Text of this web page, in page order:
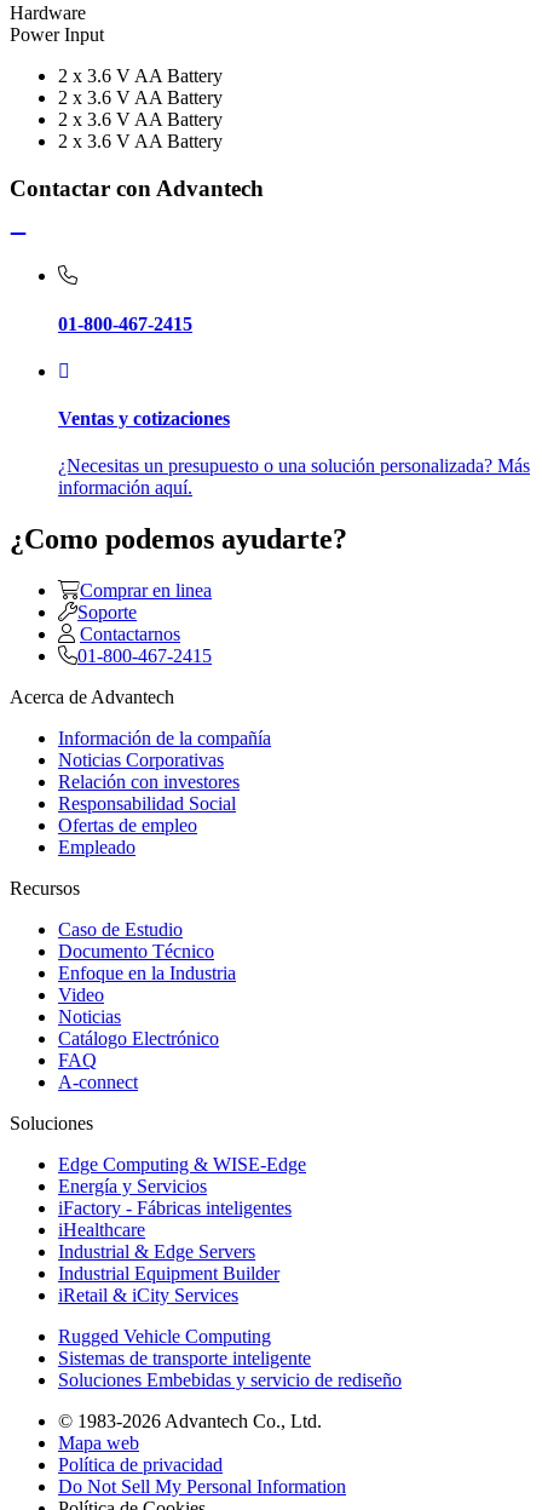
Hardware
Power Input
2 x 3.6 V AA Battery
2 x 3.6 V AA Battery
2 x 3.6 V AA Battery
2 x 3.6 V AA Battery
Contactar con Advantech
01-800-467-2415
Ventas y cotizaciones
¿Necesitas un presupuesto o una solución personalizada? Más
información aquí.
¿Como podemos ayudarte?
Comprar en linea
Soporte
Contactarnos
01-800-467-2415
Acerca de Advantech
Información de la compañía
Noticias Corporativas
Relación con investores
Responsabilidad Social
Ofertas de empleo
Empleado
Recursos
Caso de Estudio
Documento Técnico
Enfoque en la Industria
Video
Noticias
Catálogo Electrónico
FAQ
A-connect
Soluciones
Edge Computing & WISE-Edge
Energía y Servicios
iFactory - Fábricas inteligentes
iHealthcare
Industrial & Edge Servers
Industrial Equipment Builder
iRetail & iCity Services
Rugged Vehicle Computing
Sistemas de transporte inteligente
Soluciones Embebidas y servicio de rediseño
© 1983-2026 Advantech Co., Ltd.
Mapa web
Política de privacidad
Do Not Sell My Personal Information